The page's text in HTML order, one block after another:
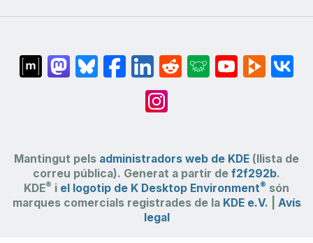
Mantingut pels administradors web de KDE (llista de
correu pública). Generat a partir de f2f292b.
KDE® i el logotip de K Desktop Environment® són
marques comercials registrades de la KDE e.V.
Avís
legal